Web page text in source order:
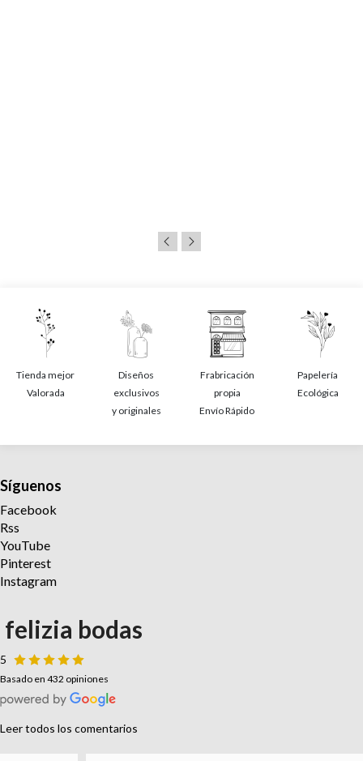
Tienda mejor
Valorada
Diseños
exclusivos
y originales
Frabricación
propia
Envío Rápido
Papelería
Ecológica
Síguenos
Facebook
Rss
YouTube
Pinterest
Instagram
felizia bodas
5
Basado en 432 opiniones
Leer todos los comentarios